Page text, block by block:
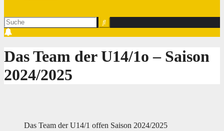
Das Team der U14/1o ‒ Saison
2024/2025
Das Team der U14/1 offen Saison 2024/2025